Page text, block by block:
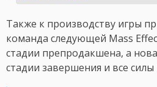
Также к производству игры
команда следующей Mass
стадии препродакшена, а
стадии завершения и все силы